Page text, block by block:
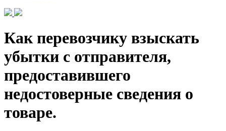
Как перевозчику взыскать
убытки с отправителя,
предоставившего
недостоверные сведения о
товаре.